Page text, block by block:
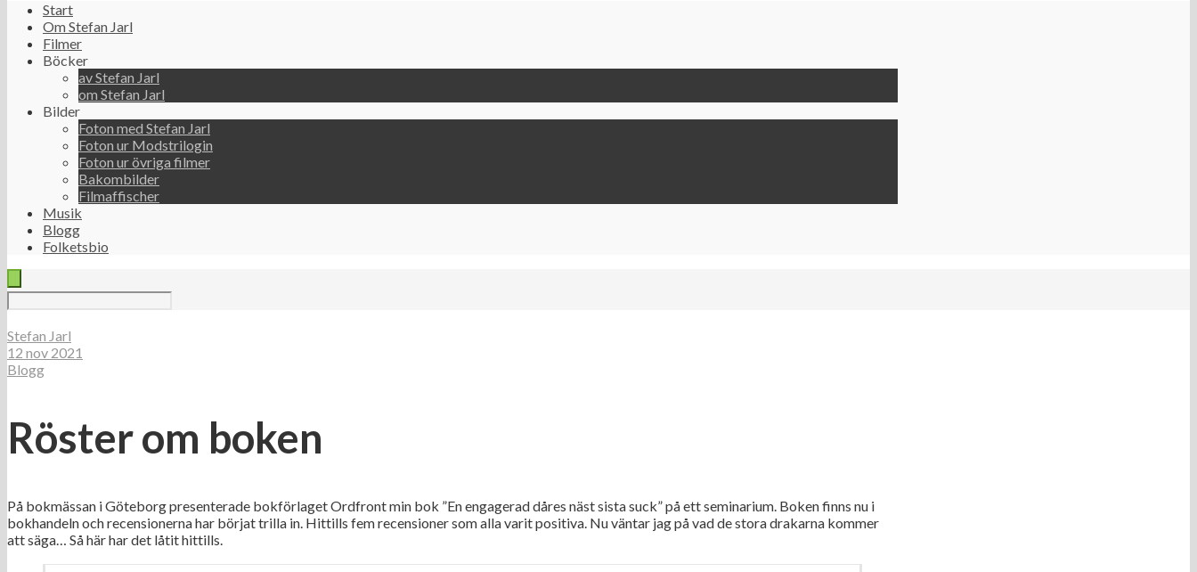
Start
Om Stefan Jarl
Filmer
Böcker
av Stefan Jarl
om Stefan Jarl
Bilder
Foton med Stefan Jarl
Foton ur Modstrilogin
Foton ur övriga filmer
Bakombilder
Filmaffischer
Musik
Blogg
Folketsbio
Stefan Jarl
12 nov 2021
Blogg
Röster om boken
På bokmässan i Göteborg presenterade bokförlaget Ordfront min bok ”En engagerad dåres näst sista suck” på ett seminarium. Boken finns nu i
bokhandeln och recensionerna har börjat trilla in. Hittills fem recensioner som alla varit positiva. Nu väntar jag på vad de stora drakarna kommer
att säga… Så här har det låtit hittills.